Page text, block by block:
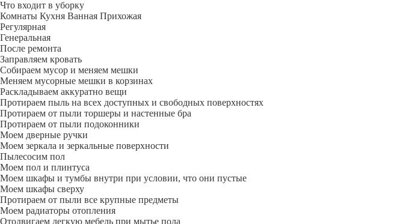
Что входит в уборку
Регу­лярная
Гене­ральная
После ремонта
Заправляем кровать
Собираем мусор и меняем мешки
Меняем мусорные мешки в корзинах
Раскладываем аккуратно вещи
Протираем пыль на всех доступных и свободных поверхностях
Протираем от пыли торшеры и настенные бра
Протираем от пыли подоконники
Моем дверные ручки
Моем зеркала и зеркальные поверхности
Пылесосим пол
Моем пол и плинтуса
Моем шкафы и тумбы внутри при условии, что они пустые
Моем шкафы сверху
Протираем от пыли все крупные предметы
Моем радиаторы отопления
Отодвигаем легкую мебель при мытье пола